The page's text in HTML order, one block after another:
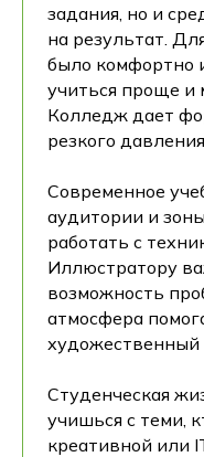
задания, но и
на результат.
было комфортно
учиться проще и
Колледж дает
резкого давления.
Современное
аудитории и
работать с
Иллюстратору
возможность
атмосфера
художественный
Студенческая
учишься с теми,
креативной или